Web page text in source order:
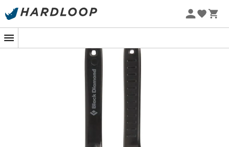
Promoções de verão 🔥 -5% EXTRA a partir de 2 produtos*